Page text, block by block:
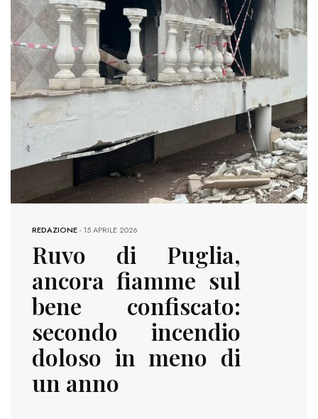
REDAZIONE-15 APRILE 2026
Ruvo di Puglia,
ancora fiamme sul
bene confiscato:
secondo incendio
doloso in meno di
un anno